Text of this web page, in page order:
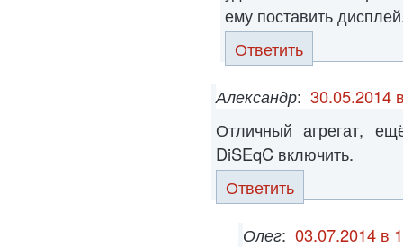
ему поставить
Ответить
Александр: 30.05.2014
Отличный агрегат,
DiSEqC включить.
Ответить
Олег: 03.07.2014 в